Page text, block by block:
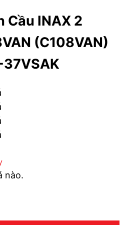
trong bệ xí INAX C-108VAN
INAX)
Cầu INAX 2
(C108VAN)
37VSAK
nào.